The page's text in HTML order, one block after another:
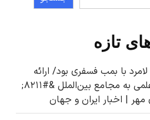
تازه
با بمب فسفری بود/ ارائه
شواهد علمی به مجامع بین‌الملل &#۸۲۱۱;
مهر | اخبار ایران و جهان